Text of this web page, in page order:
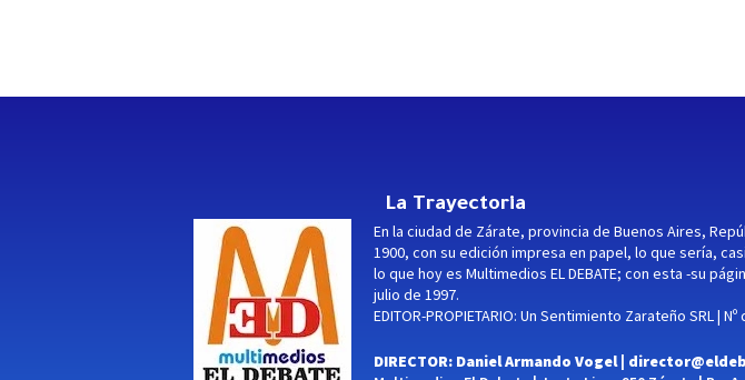
La Trayectoria
En la ciudad de Zárate, provincia de Buenos Aires,
1900, con su edición impresa en papel, lo que sería,
lo que hoy es Multimedios EL DEBATE; con esta -su
julio de 1997.
EDITOR-PROPIETARIO: Un Sentimiento Zarateño SRL | Nº
DIRECTOR: Daniel Armando Vogel |